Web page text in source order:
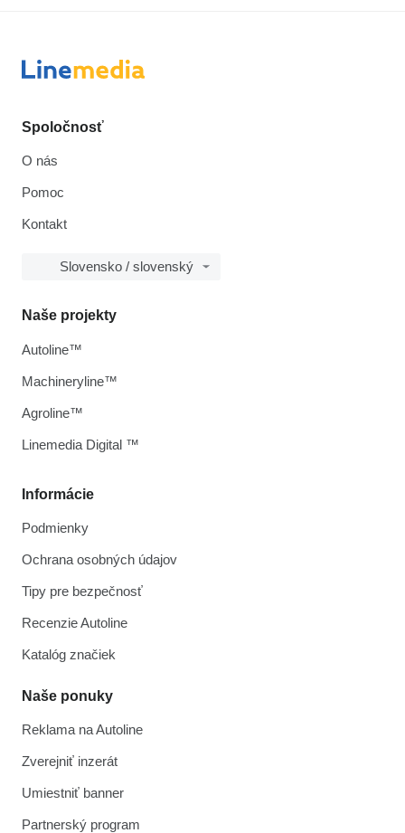
Spoločnosť
O nás
Pomoc
Kontakt
Slovensko / slovenský
Informácie
Podmienky
Ochrana osobných údajov
Tipy pre bezpečnosť
Recenzie Autoline
Katalóg značiek
Naše ponuky
Reklama na Autoline
Zverejniť inzerát
Umiestniť banner
Partnerský program
Naše projekty
Autoline™
Machineryline™
Agroline™
Linemedia Digital ™